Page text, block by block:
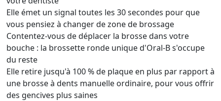
Elle émet un signal toutes les 30 secondes pour que
vous pensiez à changer de zone de brossage
Contentez-vous de déplacer la brosse dans votre
bouche : la brossette ronde unique d'Oral-B s'occupe
du reste
Elle retire jusqu'à 100 % de plaque en plus par rapport à
une brosse à dents manuelle ordinaire, pour vous offrir
des gencives plus saines